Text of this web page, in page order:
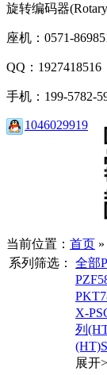
旋转编码器
座机：0571-
QQ：1927418516
手机：199-5782-
1046029919
当前位置： 首页 »
系列筛选：
全部
X-
列
(HT)
展开